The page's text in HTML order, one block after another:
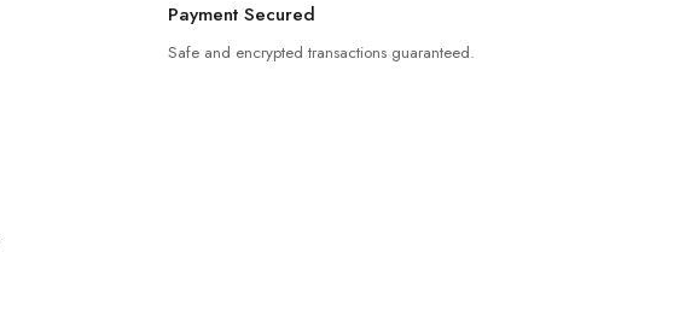
Payment Secured
Safe and encrypted transactions guaranteed.